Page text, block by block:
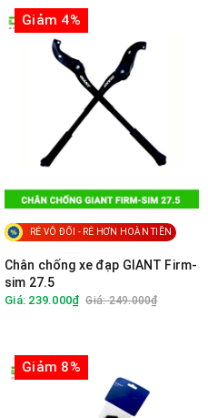
Giảm 4%
RẺ VÔ ĐỐI - RẺ HƠN HOÀN TIỀN
Chân chống xe đạp GIANT Firm-
sim 27.5
Giá: 239.000₫ Giá: 249.000₫
Giảm 8%